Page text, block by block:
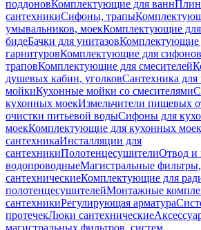
поддоновКомплектующие для ванн
сантехникиСифоны, трапы
умывальников, моекКомплектующие для
бидеБачки для унитазовКомплектующие
гарнитуровКомплектующие для
траповКомплектующие для смесителей
душевых кабин, уголковСантехника для
мойкиКухонные мойки со смесителями
кухонных моекИзмельчители пищевых
очистки питьевой водыСифоны для
моекКомплектующие для кухонных моек
сантехникаИнсталляции для
сантехникиПолотенцесушителиОтвод и
водопроводныеМагистральные
сантехническиеКомплектующие для
полотенцесушителейМонтажные
сантехникиРегулирующая арматура
протечекЛюки сантехнические
магистральных фильтров, систем